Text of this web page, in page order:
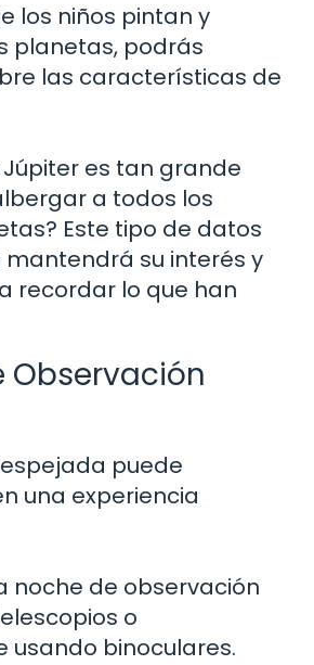
los niños pintan y
planetas, podrás
las características de
es tan grande
a todos los
Este tipo de datos
su interés y
recordar lo que han
Observación
puede
una experiencia
noche de observación
o
usando binoculares.